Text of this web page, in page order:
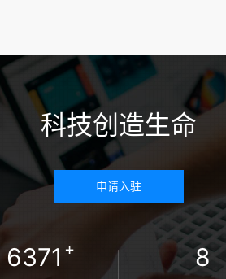
科技创造生命
申请入驻
6371 + 8